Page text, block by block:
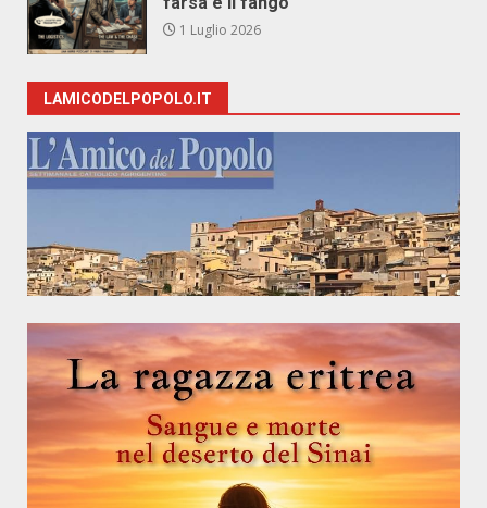
1 Luglio 2026
LAMICODELPOPOLO.IT